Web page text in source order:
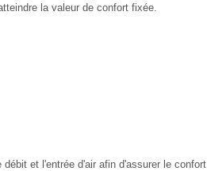
la valeur de confort fixée.
et l'entrée d'air afin d'assurer le confort